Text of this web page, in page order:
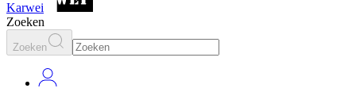
Karwei
Zoeken
Zoeken